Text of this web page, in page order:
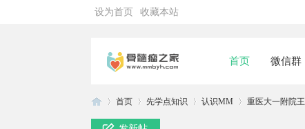
设为首页 收藏本站
首页 微信群
首页 先学点知识 认识MM 重医大一附院